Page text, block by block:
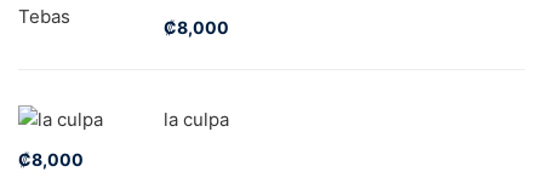
₡8,000
la culpa
₡8,000